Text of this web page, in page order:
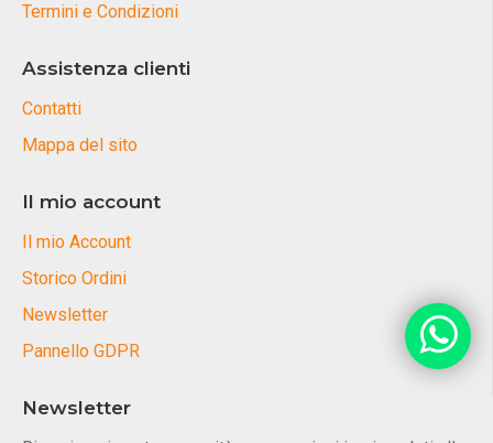
Termini e Condizioni
Assistenza clienti
Contatti
Mappa del sito
Il mio account
Il mio Account
Storico Ordini
Newsletter
Pannello GDPR
Newsletter